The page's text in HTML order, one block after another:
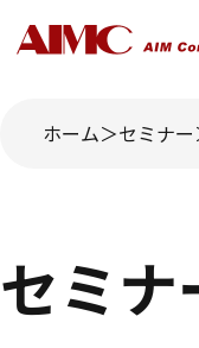
ホーム セミナー
セミナ